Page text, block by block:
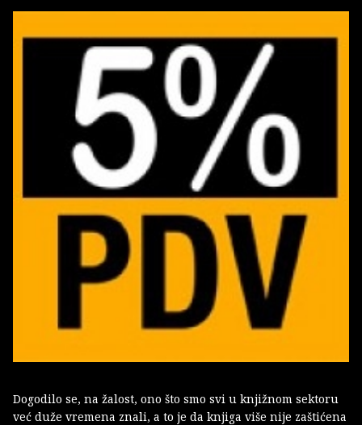
Dogodilo se, na žalost, ono što smo svi u knjižnom sektoru
već duže vremena znali, a to je da knjiga više nije zaštićena